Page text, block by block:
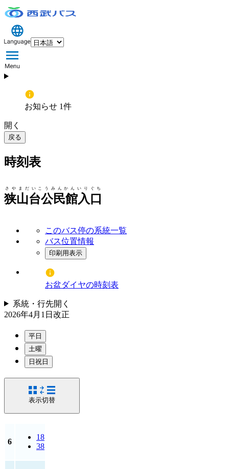
お知らせ 1件
開く
戻る
時刻表
狭山台公民館入口
さやまだいこうみんかんいりぐち
このバス停の系統一覧
バス位置情報
印刷用表示
お盆ダイヤの時刻表
系統・行先開く
2026年4月1日 改正
平日
土曜
日祝日
表示切替
6
18
38